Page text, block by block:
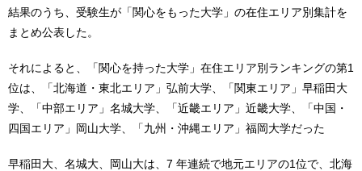
結果のうち、受験生が「関心をもった大学」の在住エリア別集計を
まとめ公表した。
それによると、「関心を持った大学」在住エリア別ランキングの第1
位は、「北海道・東北エリア」弘前大学、「関東エリア」早稲田大
学、「中部エリア」名城大学、「近畿エリア」近畿大学、「中国・
四国エリア」岡山大学、「九州・沖縄エリア」福岡大学だった
早稲田大、名城大、岡山大は、7 年連続で地元エリアの1位で、北海